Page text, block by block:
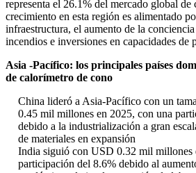
representa el 26.1% del mercado global
crecimiento en esta región es alimentado
infraestructura, el aumento de la
incendios e inversiones en capacidades de
Asia -Pacífico: los principales países
de calorímetro de cono
China lideró a Asia-Pacífico con un
0.45 mil millones en 2025, con una
debido a la industrialización a gran
de materiales en expansión
India siguió con USD 0.32 mil millones
participación del 8.6% debido al